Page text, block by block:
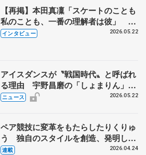
【再掲】本田真凜「スケートのことも
私のことも、一番の理解者は彼」 引
退時の単独インタビューで語った競技
インタビュー 2026.05.22
アイスダンスが〝戦国時代〟と呼ばれ
る理由 宇野昌磨の「しょまりん」ら
実力者が相次いで参戦 国内の競争激
ニュース 2026.05.22
ペア競技に変革をもたらしたりくりゅ
う 独自のスタイルを創造、発明した
【引退発表後②】
連載 2026.04.24